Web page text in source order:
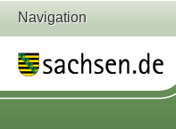
Navigation